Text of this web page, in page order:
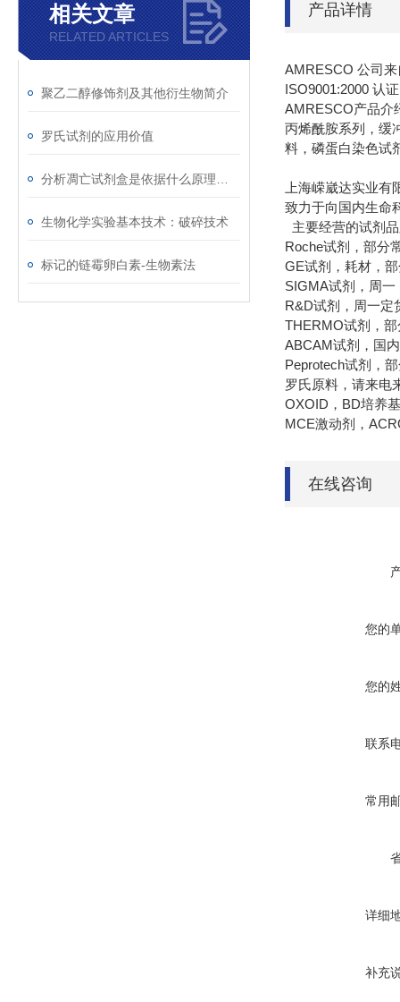
相关文章
RELATED ARTICLES
聚乙二醇修饰剂及其他衍生物简介
罗氏试剂的应用价值
生物化学实验基本技术：破碎技术
标记的链霉卵白素-生物素法
产品详情
AMRESCO 公司
ISO9001:2000 认
AMRESCO产品介
丙烯酰胺系列，缓
料，磷蛋白染色试
上海嵘崴达实业
致力于向国内生命
主要经营的试剂
Roche试剂，部分
GE试剂，耗材，
SIGMA试剂，周
R&D试剂，周一定
THERMO试剂，
ABCAM试剂，国
Peprotech试剂，
罗氏原料，请来电
OXOID，BD培养
MCE激动剂，
在线咨询
您的
您的
联系
常用
详细
补充